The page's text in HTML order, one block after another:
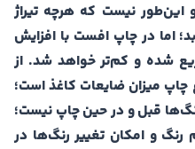
این‌طور نیست که هرچه تیراژ
اما در چاپ افست با افزایش
شده و کم‌تر خواهد شد. از
میزان ضایعات کاغذ است؛
قبل و در حین چاپ نیست؛
و امکان تغییر رنگ‌‌ها در